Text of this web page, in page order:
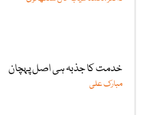
خدمت کا جذبہ ہی اصل پہچان
مبارک علی